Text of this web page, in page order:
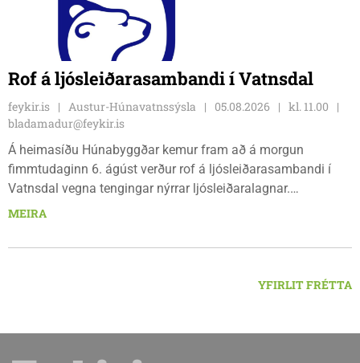
Rof á ljósleiðarasambandi í Vatnsdal
feykir.is Austur-Húnavatnssýsla 05.08.2026
kl. 11.00
bladamadur@feykir.is
Á heimasíðu Húnabyggðar kemur fram að á morgun
fimmtudaginn 6. ágúst verður rof á ljósleiðarasambandi í
Vatnsdal vegna tengingar nýrrar ljósleiðaralagnar.
Ljósleiðarasambandið verður rofið á morgun fimmtudag
MEIRA
YFIRLIT FRÉTTA